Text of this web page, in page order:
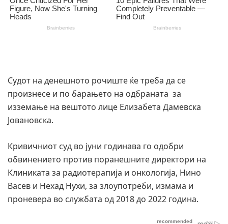
Судот на денешното рочиште ќе треба да се
произнесе и по барањето на одбраната за
изземање на вештото лице Елизабета Дамевска
Јовановска.
Кривичниот суд во јуни годинава го одобри
обвинението против поранешните директори на
Клиниката за радиотерапија и онкологија, Нино
Васев и Нехад Нухи, за злоупотреби, измама и
проневера во службата од 2018 до 2022 година.